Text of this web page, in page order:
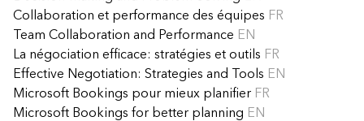
Collaboration et performance des équipes FR
Team Collaboration and Performance EN
La négociation efficace: stratégies et outils FR
Effective Negotiation: Strategies and Tools EN
Microsoft Bookings pour mieux planifier FR
Microsoft Bookings for better planning EN